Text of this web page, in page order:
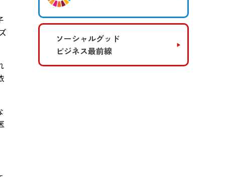
ソーシャルグッド
ビジネス最前線